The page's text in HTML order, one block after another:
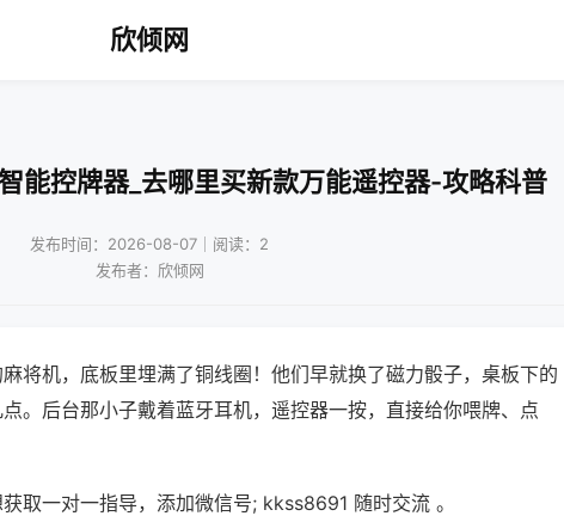
欣倾网
能控牌器_去哪里买新款万能遥控器-攻略科普
发布时间：2026-08-07｜阅读：2
发布者：欣倾网
将机，底板里埋满了铜线圈！他们早就换了磁力骰子，桌板下的
。后台那小子戴着蓝牙耳机，遥控器一按，直接给你喂牌、点
取一对一指导，添加微信号; kkss8691 随时交流 。